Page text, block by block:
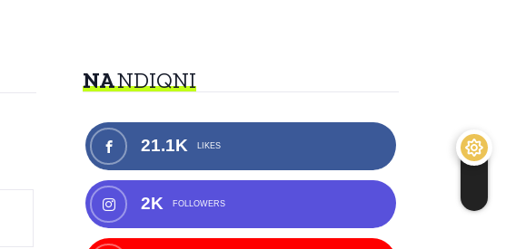
NANDIQNI
21.1K LIKES
2K FOLLOWERS